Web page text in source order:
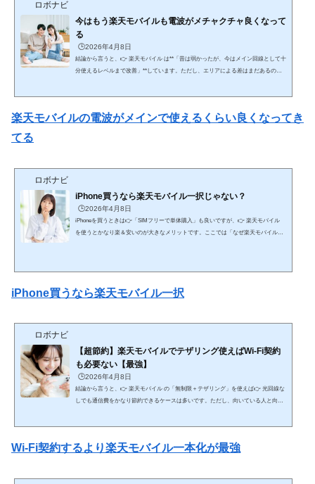
ロボナビ
今はもう楽天モバイルも電波がメチャクチャ良くなって
る
🕒️2026年4月8日
結論から言うと、👉 楽天モバイル は**「昔は弱かったが、今はメイン回線として十
分使えるレベルまで改善」**しています。ただし、エリアによる差はまだあるのが
の時期は👉 「サブ回線向け」と言われるレベル🔄 ② なぜ改善したのか（重要）■
楽天モバイルの電波がメインで使えるくらい良くなってき
てる
ロボナビ
iPhone買うなら楽天モバイル一択じゃない？
🕒️2026年4月8日
iPhoneを買うときは👉「SIMフリーで単体購入」も良いですが、👉 楽天モバイル
を使うとかなり楽＆安いのが大きなメリットです。ここでは「なぜ楽天モバイルで
べ...
iPhone買うなら楽天モバイル一択
ロボナビ
【超節約】楽天モバイルでテザリング使えばWi-Fi契約
も必要ない【最強】
🕒️2026年4月8日
結論から言うと、👉 楽天モバイル の「無制限＋テザリング」を使えば👉 光回線な
しでも通信費をかなり節約できるケースは多いです。ただし、向いている人と向い
回線＋スマホ（一般的） 光回線：4,000〜6,000円 スマホ：3,000〜8,000円👉 合計：
Wi-Fi契約するより楽天モバイル一本化が最強